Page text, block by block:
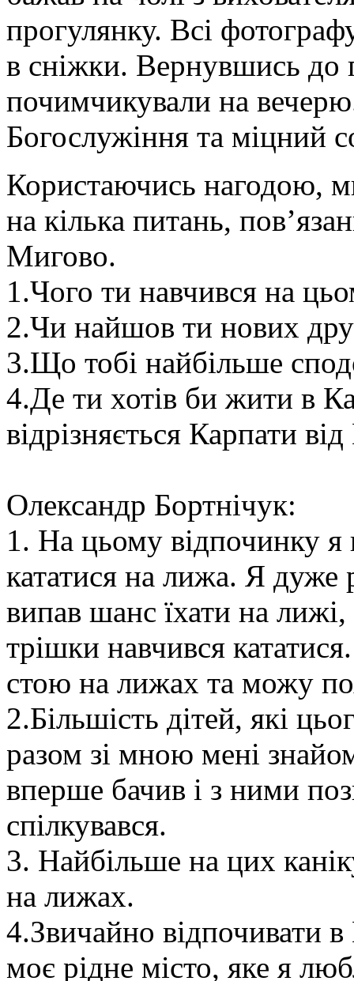
прогулянку. Всі
в сніжки. Вернувшись до
почимчикували на
Богослужіння та міцний
Користаючись нагодою,
на кілька питань,
Мигово.
1.Чого ти навчився на
2.Чи найшов ти нових
3.Що тобі найбільше
4.Де ти хотів би жити в
відрізняється Карпати
Олександр Бортнічук:
1. На цьому відпочинку я
кататися на лижа. Я
випав шанс їхати на
трішки навчився
стою на лижах та можу
2.Більшість дітей, які
разом зі мною мені
вперше бачив і з ними
спілкувався.
3. Найбільше на цих
на лижах.
4.Звичайно відпочивати
моє рідне місто, яке я